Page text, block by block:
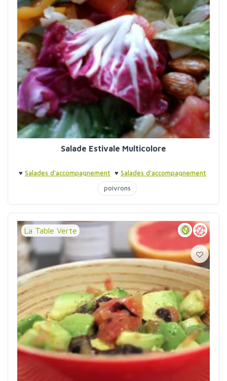
Salade Estivale Multicolore
♥ Salades d'accompagnement ♥ Salades d'accompagnement
poivrons
La Table Verte